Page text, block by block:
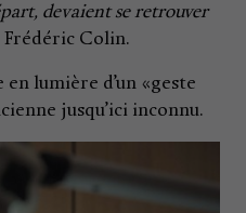
devaient se retrouver
Colin.
lumière d’un «geste
jusqu’ici inconnu.